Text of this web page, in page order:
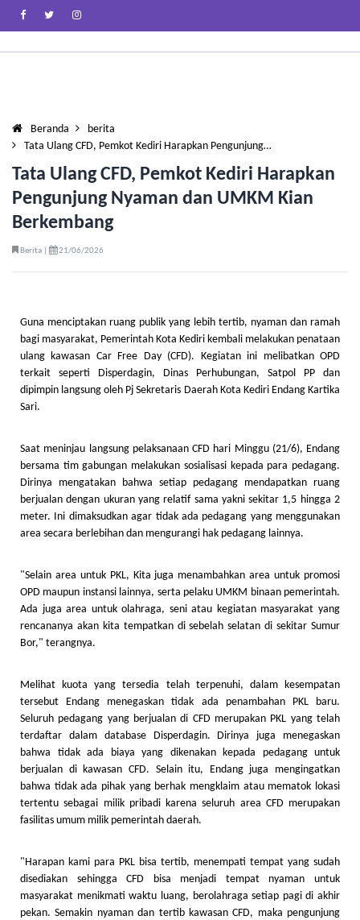
Beranda
berita
Tata Ulang CFD, Pemkot Kediri Harapkan Pengunjung…
Tata Ulang CFD, Pemkot Kediri Harapkan
Pengunjung Nyaman dan UMKM Kian
Berkembang
Berita | 21/06/2026
Guna menciptakan ruang publik yang lebih tertib, nyaman dan ramah
bagi masyarakat, Pemerintah Kota Kediri kembali melakukan penataan
ulang kawasan Car Free Day (CFD). Kegiatan ini melibatkan OPD
terkait seperti Disperdagin, Dinas Perhubungan, Satpol PP dan
dipimpin langsung oleh Pj Sekretaris Daerah Kota Kediri Endang Kartika
Sari.
Saat meninjau langsung pelaksanaan CFD hari Minggu (21/6), Endang
bersama tim gabungan melakukan sosialisasi kepada para pedagang.
Dirinya mengatakan bahwa setiap pedagang mendapatkan ruang
berjualan dengan ukuran yang relatif sama yakni sekitar 1,5 hingga 2
meter. Ini dimaksudkan agar tidak ada pedagang yang menggunakan
area secara berlebihan dan mengurangi hak pedagang lainnya.
"Selain area untuk PKL, Kita juga menambahkan area untuk promosi
OPD maupun instansi lainnya, serta pelaku UMKM binaan pemerintah.
Ada juga area untuk olahraga, seni atau kegiatan masyarakat yang
rencananya akan kita tempatkan di sebelah selatan di sekitar Sumur
Bor," terangnya.
Melihat kuota yang tersedia telah terpenuhi, dalam kesempatan
tersebut Endang menegaskan tidak ada penambahan PKL baru.
Seluruh pedagang yang berjualan di CFD merupakan PKL yang telah
terdaftar dalam database Disperdagin. Dirinya juga menegaskan
bahwa tidak ada biaya yang dikenakan kepada pedagang untuk
berjualan di kawasan CFD. Selain itu, Endang juga mengingatkan
bahwa tidak ada pihak yang berhak mengklaim atau mematok lokasi
tertentu sebagai milik pribadi karena seluruh area CFD merupakan
fasilitas umum milik pemerintah daerah.
"Harapan kami para PKL bisa tertib, menempati tempat yang sudah
disediakan sehingga CFD bisa menjadi tempat nyaman untuk
masyarakat menikmati waktu luang, berolahraga setiap pagi di akhir
pekan. Semakin nyaman dan tertib kawasan CFD, maka pengunjung